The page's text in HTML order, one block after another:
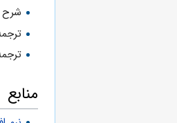
شرح
منابع